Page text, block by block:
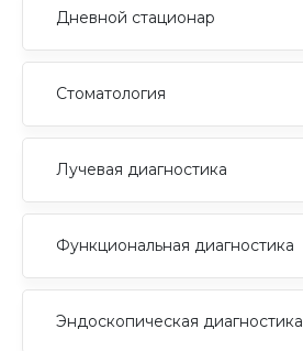
Дневной стационар
Стоматология
Лучевая диагностика
Функциональная диагностика
Эндоскопическая диагностика